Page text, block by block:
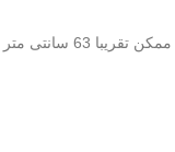
طول بند دوشی آن از روی دوش در بلندترین حالت ممکن تقریبا 63 سانتی متر